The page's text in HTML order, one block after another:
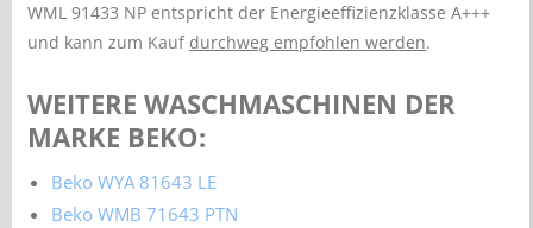
WML 91433 NP entspricht der Energieeffizienzklasse A+++
und kann zum Kauf durchweg empfohlen werden.
WEITERE WASCHMASCHINEN DER
MARKE BEKO:
Beko WYA 81643 LE
Beko WMB 71643 PTN